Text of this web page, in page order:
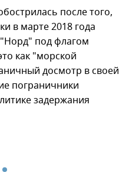
после того,
в марте 2018 года
под флагом
как "морской
досмотр в своей
пограничники
задержания